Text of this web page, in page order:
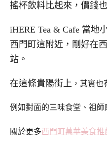
搖杯飲料比起來，價錢
iHERE Tea & Cafe 當地
西門町這附近，剛好在
站。
在這條貴陽街上 ，其實也
例如對面的三味食堂、祖師
關於更多西門町萬華美食推